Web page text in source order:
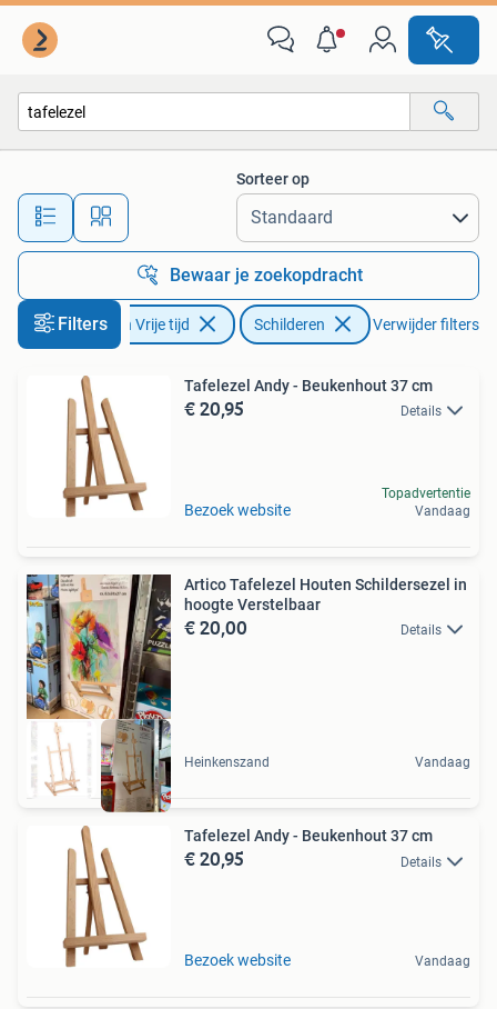
Alle afstanden…
Sorteer op
Bewaar je zoekopdracht
Filters
Hobby en Vrije tijd Schilderen Verwijder filters
Tafelezel Andy - Beukenhout 37 cm
€ 20,95 Details
Bezoek website
Topadvertentie
Vandaag
Artico Tafelezel Houten Schildersezel in
hoogte Verstelbaar
€ 20,00 Details
Heinkenszand Vandaag
Tafelezel Andy - Beukenhout 37 cm
€ 20,95 Details
Bezoek website Vandaag